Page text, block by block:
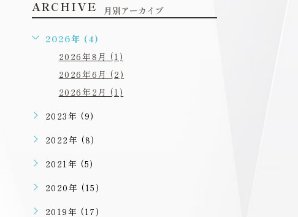
ARCHIVE 月別アーカイブ
2026年 (4)
2026年8月 (1)
2026年6月 (2)
2026年2月 (1)
2023年 (9)
2022年 (8)
2021年 (5)
2020年 (15)
2019年 (17)